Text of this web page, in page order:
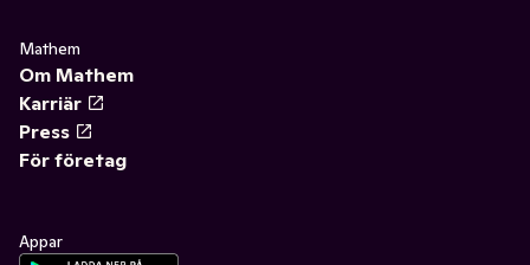
Mathem
Om Mathem
Karriär
Press
För företag
Appar